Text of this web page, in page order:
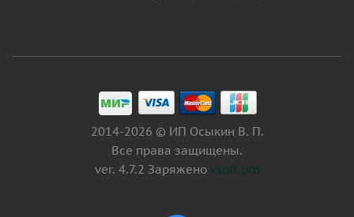
2014-2026 © ИП Осыкин В. П.
Все права защищены.
ver. 4.7.2 Заряжено vsoft.pro